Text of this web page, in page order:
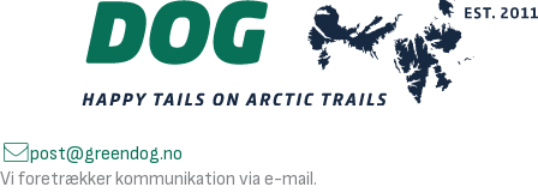
post@greendog.no
Vi foretrækker kommunikation via e-mail.